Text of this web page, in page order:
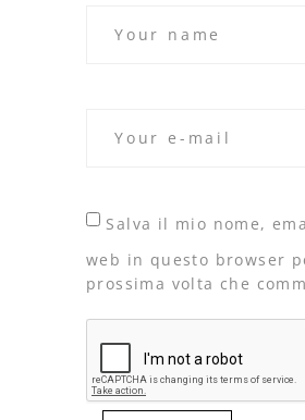
Salva il mio nome,
web in questo browser
prossima volta che